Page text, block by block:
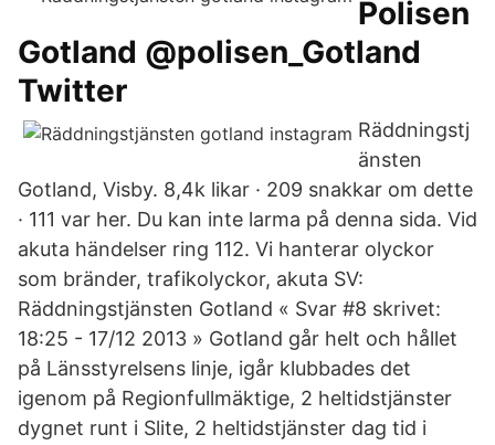
Polisen
Gotland @polisen_Gotland
Twitter
Räddningstj
änsten
Gotland, Visby. 8,4k likar · 209 snakkar om dette
· 111 var her. Du kan inte larma på denna sida. Vid
akuta händelser ring 112. Vi hanterar olyckor
som bränder, trafikolyckor, akuta SV:
Räddningstjänsten Gotland « Svar #8 skrivet:
18:25 - 17/12 2013 » Gotland går helt och hållet
på Länsstyrelsens linje, igår klubbades det
igenom på Regionfullmäktige, 2 heltidstjänster
dygnet runt i Slite, 2 heltidstjänster dag tid i